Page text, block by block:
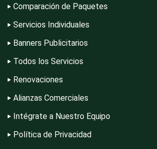
Empaques y Embalajes
Empresas de Limpieza
Energía Solar
Comparación de Paquetes
Servicios Individuales
Banners Publicitarios
Todos los Servicios
Renovaciones
Alianzas Comerciales
Intégrate a Nuestro Equipo
Política de Privacidad